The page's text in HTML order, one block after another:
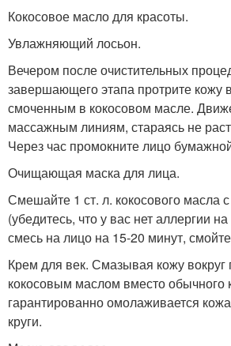
Кокосовое масло для красоты.
Увлажняющий лосьон.
Вечером после очистительных
завершающего этапа протрите кожу
смоченным в кокосовом масле.
массажным линиям, стараясь не
Через час промокните лицо
Очищающая маска для лица.
Смешайте 1 ст. л. кокосового масла
(убедитесь, что у вас нет аллергии
смесь на лицо на 15-20 минут,
Крем для век. Смазывая кожу вокруг
кокосовым маслом вместо обычного
гарантированно омолаживается
круги.